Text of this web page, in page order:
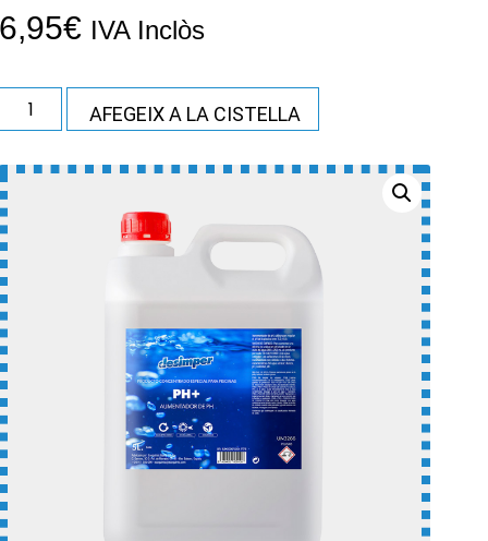
6,95€ IVA Inclòs
AFEGEIX A LA CISTELLA